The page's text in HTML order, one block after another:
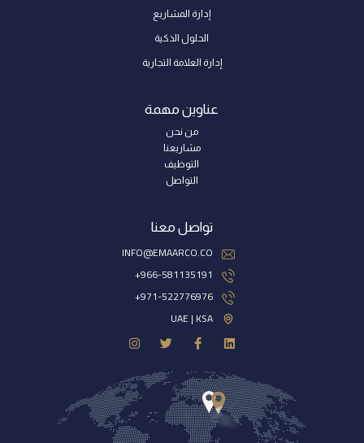
إدارة المشاريع
الحلول الذكية
إدارة العلامة التجارية
عناوين مهمة
من نحن
مشاريعنا
التوظيف
التواصل
تواصل معنا
INFO@EMAARCO.CO
966-581135191+
971-522776976+
UAE | KSA